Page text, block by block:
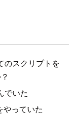
のスクリプトを
でいた
やっていた